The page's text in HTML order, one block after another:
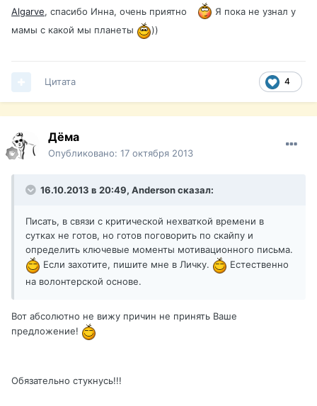
Algarve, спасибо Инна, очень приятно
Я пока не узнал у
мамы с какой мы планеты
))
4
Цитата
Дёма
Опубликовано: 17 октября 2013
16.10.2013 в 20:49, Anderson сказал:
Писать, в связи с критической нехваткой времени в
сутках не готов, но готов поговорить по скайпу и
определить ключевые моменты мотивационного письма.
Если захотите, пишите мне в Личку.
Естественно
на волонтерской основе.
Вот абсолютно не вижу причин не принять Ваше
предложение!
Обязательно стукнусь!!!